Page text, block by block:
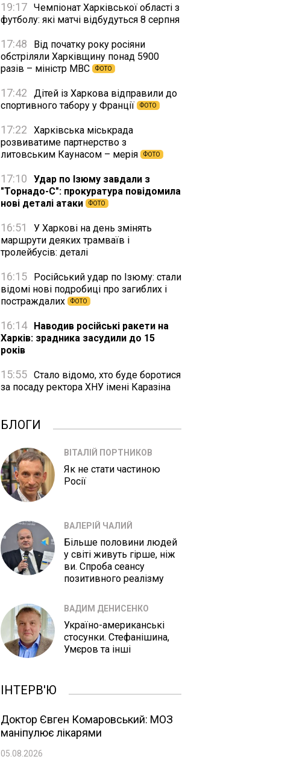
19:17 Чемпіонат Харківської області з
футболу: які матчі відбудуться 8 серпня
17:48
Від початку року росіяни
обстріляли Харківщину понад 5900
разів – міністр МВС
ФОТО
17:42
Дітей із Харкова відправили до
спортивного табору у Франції
ФОТО
17:22
Харківська міськрада
розвиватиме партнерство з
литовським Каунасом – мерія
ФОТО
17:10
Удар по Ізюму завдали з
"Торнадо-С": прокуратура повідомила
нові деталі атаки
ФОТО
16:51
У Харкові на день змінять
маршрути деяких трамваїв і
тролейбусів: деталі
16:15
Російський удар по Ізюму: стали
відомі нові подробиці про загиблих і
постраждалих
ФОТО
16:14
Наводив російські ракети на
Харків: зрадника засудили до 15
років
15:55 Стало відомо, хто буде боротися
за посаду ректора ХНУ імені Каразіна
БЛОГИ
ВІТАЛІЙ ПОРТНИКОВ
Як не стати частиною
Росії
ВАЛЕРІЙ ЧАЛИЙ
Більше половини людей
у світі живуть гірше, ніж
ви. Спроба сеансу
позитивного реалізму
ВАДИМ ДЕНИСЕНКО
Україно-американські
стосунки. Стефанішина,
Умєров та інші
ІНТЕРВ'Ю
Доктор Євген Комаровський: МОЗ
маніпулює лікарями
05.08.2026